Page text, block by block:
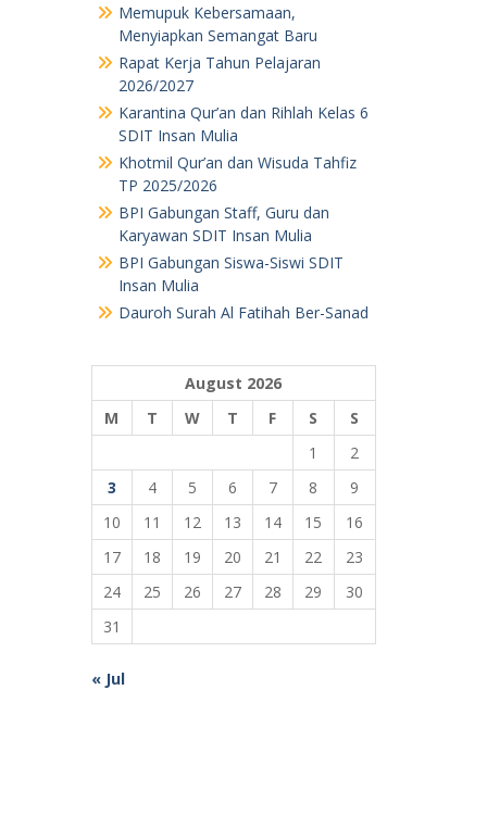
Memupuk Kebersamaan,
Menyiapkan Semangat Baru
Rapat Kerja Tahun Pelajaran
2026/2027
Karantina Qur’an dan Rihlah Kelas 6
SDIT Insan Mulia
Khotmil Qur’an dan Wisuda Tahfiz
TP 2025/2026
BPI Gabungan Staff, Guru dan
Karyawan SDIT Insan Mulia
BPI Gabungan Siswa-Siswi SDIT
Insan Mulia
Dauroh Surah Al Fatihah Ber-Sanad
August 2026
M
T W T F S
S
1
2
3
4 5 6 7 8
9
10
11 12 13 14 15
16
17
18 19 20 21 22
23
24
25 26 27 28 29
30
31
« Jul